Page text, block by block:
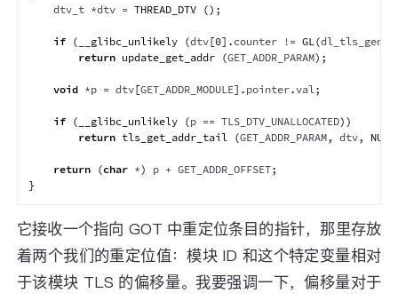
    dtv_t
*dtv = THREAD_DTV () ;
if ( __glibc_unlikely (dtv[0] . counter != GL(
return update_get_addr (GET_ADDR_PARAM) ;
void *p = dtv[GET_ADDR_MODULE] . pointer.val;
if ( __glibc_unlikely (p == TLS_DTV_UNALLOCATED) )
return tls_get_addr_tail (GET_ADDR_PARAM, dtv, NULL
return (char *) p + GET_ADDR_OFFSET;
}
它接收一个指向 GOT 中重定位条目的指针，那里存放
着两个我们的重定位值：模块 ID 和这个特定变量相对
于该模块 TLS 的偏移量。我要强调一下，偏移量对于